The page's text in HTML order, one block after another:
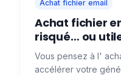
Achat fichier email
Achat fichier
risqué… ou
Vous pensez à l'
accélérer votre